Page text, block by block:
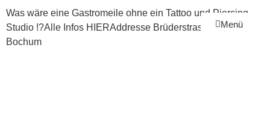
Menü
Was wäre eine Gastromeile ohne ein Tattoo und Piercing
Studio !?Alle Infos HIERAddresse Brüderstrasse 9 44787
Bochum